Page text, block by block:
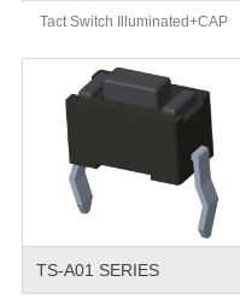
Tact Switch Illuminated+CAP
TS-A01 SERIES